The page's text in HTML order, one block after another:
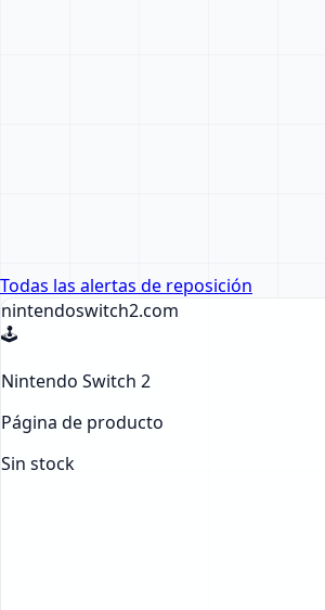
Todas las alertas de reposición
nintendoswitch2.com
🕹️
Nintendo Switch 2
Página de producto
Sin stock